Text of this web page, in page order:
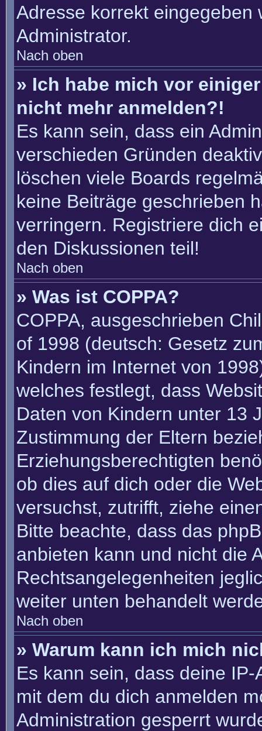
Adresse korrekt
Administrator.
Nach oben
» Ich habe mich vor
nicht mehr anmelden?!
Es kann sein, dass ein
verschieden Gründen
löschen viele Boards
keine Beiträge geschrieben
verringern. Registriere dich
den Diskussionen teil!
Nach oben
» Was ist COPPA?
COPPA, ausgeschrieben
of 1998 (deutsch: Gesetz
Kindern im Internet von
welches festlegt, dass
Daten von Kindern unter 13
Zustimmung der Eltern
Erziehungsberechtigten
ob dies auf dich oder die
versuchst, zutrifft, ziehe
Bitte beachte, dass das
anbieten kann und nicht die
Rechtsangelegenheiten
weiter unten behandelt
Nach oben
» Warum kann ich mich
Es kann sein, dass deine
mit dem du dich anmelden
Administration gesperrt